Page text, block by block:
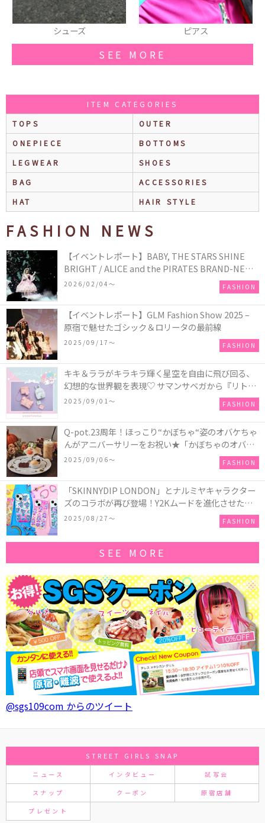
ピアス ショルダーバッグ
SEE MORE
ITEM CATEGORIES
TOPS
OUTER
ONEPIECE
BOTTOMS
LEGWEAR
SHOES
BAG
ACCESSORIES
HAT
HAIR STYLE
FASHION NEWS
【イベントレポート】BABY, THE STARS SHINE
BRIGHT / ALICE and the PIRATES BRAND-NEW
COLLECTION in TOKYO
2026/02/04〜 FASHION
【イベントレポート】GLM Fashion Show 2025 –
原宿で魅せたゴシック＆ロリータの最前線
2025/09/17〜 FASHION
キキ＆ララがキラキラ輝く星空を自由に飛び回る、
幻想的な世界観を表現♡ サマンサベガから『リトル
ツインスターズ』50周年アニバーサリーイヤー』を
2025/09/01〜 FASHION
Q-pot.23周年！ほっこり“かぼちゃ“姿のオバケちゃ
んがアニバーサリーをお祝い★「かぼちゃのオバケ
ーキアクセサリー」が新発売！Q-pot CAFE.では
「かぼちゃのオバケーキプレート」も登場
2025/09/06〜 FASHION
「SKINNYDIP LONDON」とナルミヤキャラクター
ズのコラボが再び登場！Y2Kムードを進化させた新
作コレクションを発売♪
2025/08/27〜 FASHION
SEE MORE
@sgs109com からのツイート
STREET GIRLS SNAP
ニュース インタビュー 試写会
スナップ クーポン 原宿店舗
プレゼント